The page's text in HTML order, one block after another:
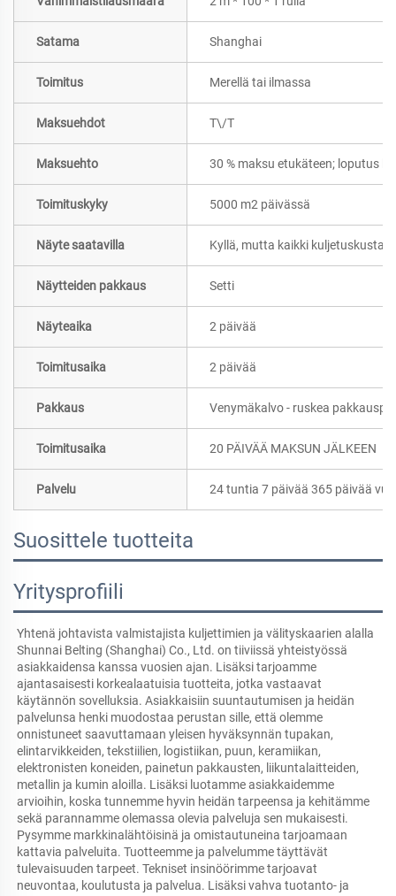
Satama Shanghai
Toimitus Merellä tai ilmassa
Maksuehdot T\/T
Maksuehto 30 % maksu etukäteen; loputus
Toimituskyky 5000 m2 päivässä
Näyte saatavilla Kyllä, mutta kaikki
Näytteiden pakkaus Setti
Näyteaika 2 päivää
Toimitusaika 2 päivää
Pakkaus Venymäkalvo - ruskea
Toimitusaika 20 PÄIVÄÄ MAKSUN JÄLKEEN
Palvelu 24 tuntia 7 päivää 365 päivää
Suosittele tuotteita
Yritysprofiili
Yhtenä johtavista valmistajista kuljettimien ja välityskaarien alalla
Shunnai Belting (Shanghai) Co., Ltd. on tiiviissä yhteistyössä
asiakkaidensa kanssa vuosien ajan. Lisäksi tarjoamme
ajantasaisesti korkealaatuisia tuotteita, jotka vastaavat
käytännön sovelluksia. Asiakkaisiin suuntautumisen ja heidän
palvelunsa henki muodostaa perustan sille, että olemme
onnistuneet saavuttamaan yleisen hyväksynnän tupakan,
elintarvikkeiden, tekstiilien, logistiikan, puun, keramiikan,
elektronisten koneiden, painetun pakkausten, liikuntalaitteiden,
metallin ja kumin aloilla. Lisäksi luotamme asiakkaidemme
arvioihin, koska tunnemme hyvin heidän tarpeensa ja kehitämme
sekä parannamme olemassa olevia palveluja sen mukaisesti.
Pysymme markkinalähtöisinä ja omistautuneina tarjoamaan
kattavia palveluita. Tuotteemme ja palvelumme täyttävät
tulevaisuuden tarpeet. Tekniset insinöörimme tarjoavat
neuvontaa, koulutusta ja palvelua. Lisäksi vahva tuotanto- ja